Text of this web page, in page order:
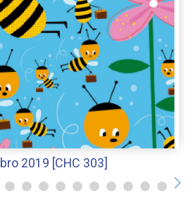
2019 [CHC 303]